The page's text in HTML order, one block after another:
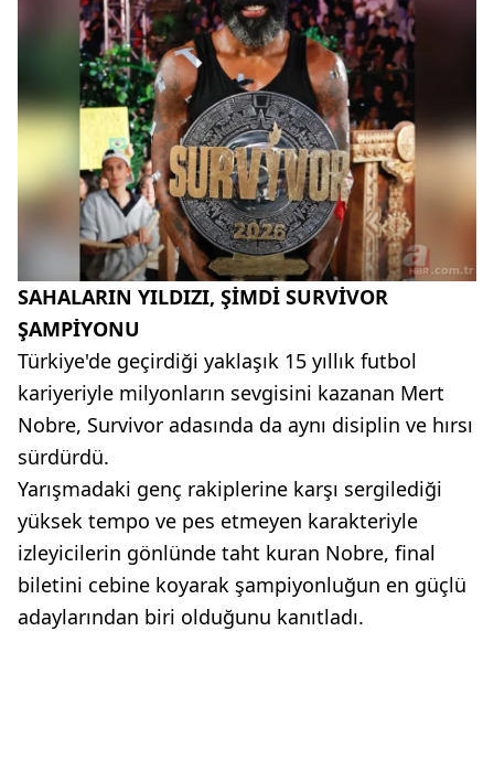
SAHALARIN YILDIZI, ŞİMDİ SURVİVOR
ŞAMPİYONU
Türkiye'de geçirdiği yaklaşık 15 yıllık futbol
kariyeriyle milyonların sevgisini kazanan Mert
Nobre, Survivor adasında da aynı disiplin ve hırsı
sürdürdü.
Yarışmadaki genç rakiplerine karşı sergilediği
yüksek tempo ve pes etmeyen karakteriyle
izleyicilerin gönlünde taht kuran Nobre, final
biletini cebine koyarak şampiyonluğun en güçlü
adaylarından biri olduğunu kanıtladı.